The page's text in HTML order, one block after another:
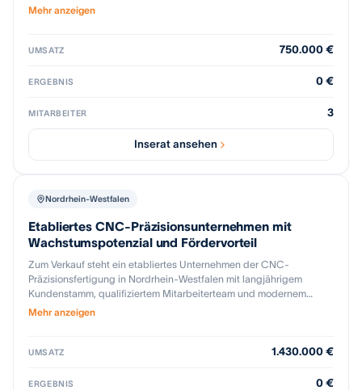
durch seine kompetente Wertschöpfungskette aus, die von einer
Erfolgsfaktoren sind die tiefe Durchdringung des DACH-Marktes,
Wachstumsmöglichkeiten in den Bereichen Marketing und E-
Mehr anzeigen
UMSATZ 750.000 €
ERGEBNIS 0 €
MITARBEITER 3
Inserat ansehen
Nordrhein-Westfalen
Etabliertes CNC-Präzisionsunternehmen mit
Wachstumspotenzial und Fördervorteil
Zum Verkauf steht ein etabliertes Unternehmen der CNC-
Präzisionsfertigung in Nordrhein-Westfalen mit langjährigem
Kundenstamm, qualifiziertem Mitarbeiterteam und modernem
Maschinenpark. Das Unternehmen ist nach DIN EN ISO 9001:2015
Leistungsspektrum gehören CNC-Fräsen, CNC-Drehen, NC-
und Kleinserien für anspruchsvolle Industriekunden. Ein besonderer
Mehr anzeigen
UMSATZ 1.430.000 €
ERGEBNIS 0 €